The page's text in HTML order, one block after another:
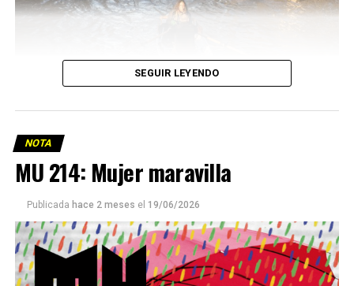
Este número 215 de MU ☝️viene con doble tapa, que
podría ser una frase:
Sin chamuyo, a remarla.
SEGUIR LEYENDO
NOTA
MU 214: Mujer maravilla
Publicada hace 2 meses el 19/06/2026